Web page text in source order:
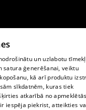
un uzlabotu
satura ģenerēšanai, veiktu
kā arī produktu
sīkdatnēm, kuras tiek
atkarībā no
iespēja piekrist, atteikties